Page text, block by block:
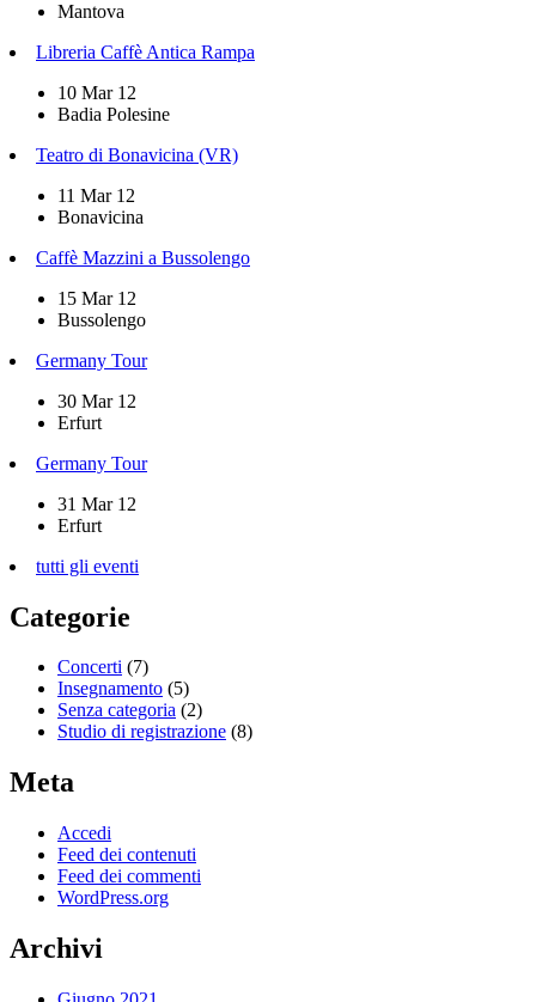
Mantova
Libreria Caffè Antica Rampa
10 Mar 12
Badia Polesine
Teatro di Bonavicina (VR)
11 Mar 12
Bonavicina
Caffè Mazzini a Bussolengo
15 Mar 12
Bussolengo
Germany Tour
30 Mar 12
Erfurt
Germany Tour
31 Mar 12
Erfurt
tutti gli eventi
Categorie
Concerti (7)
Insegnamento (5)
Senza categoria (2)
Studio di registrazione (8)
Meta
Accedi
Feed dei contenuti
Feed dei commenti
WordPress.org
Archivi